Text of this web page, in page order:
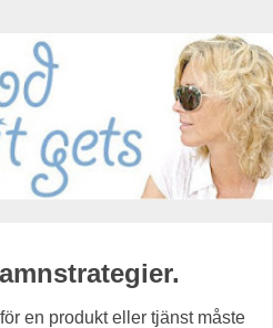
en produkt eller tjänst måste